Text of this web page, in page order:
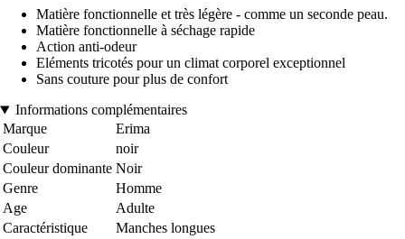
Matière fonctionnelle et très légère - comme un seconde peau.
Matière fonctionnelle à séchage rapide
Action anti-odeur
Eléments tricotés pour un climat corporel exceptionnel
Sans couture pour plus de confort
Informations complémentaires
Marque
Erima
Couleur
noir
Couleur dominante Noir
Genre
Homme
Age
Adulte
Caractéristique
Manches longues